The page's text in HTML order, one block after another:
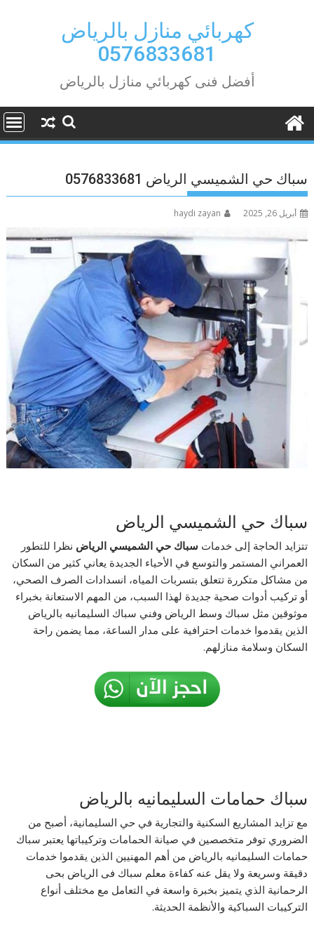
كهربائي منازل بالرياض
0576833681
أفضل فنى كهربائي منازل بالرياض
سباك حي الشميسي الرياض 0576833681
أبريل 26, 2025 haydi zayan
سباك حي الشميسي الرياض
تتزايد الحاجة إلى خدمات سباك حي الشميسي الرياض نظرا للتطور
العمراني المستمر والتوسع في الأحياء الجديدة يعاني كثير من السكان
من مشاكل متكررة تتعلق بتسربات المياه، انسدادات الصرف الصحي،
أو تركيب أدوات صحية جديدة لهذا السبب، من المهم الاستعانة بخبراء
موثوقين مثل سباك وسط الرياض وفني سباك السليمانيه بالرياض
الذين يقدموا خدمات احترافية على مدار الساعة، مما يضمن راحة
السكان وسلامة منازلهم.
سباك حمامات السليمانيه بالرياض
مع تزايد المشاريع السكنية والتجارية في حي السليمانية، أصبح من
الضروري توفر متخصصين في صيانة الحمامات وتركيباتها يعتبر سباك
حمامات السليمانيه بالرياض من أهم المهنيين الذين يقدموا خدمات
دقيقة وسريعة ولا يقل عنه كفاءة معلم سباك فى الرياض بحى
الرحمانية الذي يتميز بخبرة واسعة في التعامل مع مختلف أنواع
التركيبات السباكية والأنظمة الحديثة.